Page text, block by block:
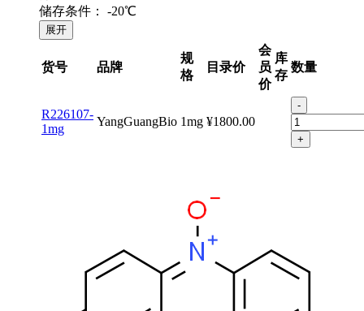
储存条件：
-20℃
展开
货号 品牌
规
格
目录价
会
员
价
库
存
数量
R226107-
1mg
YangGuangBio 1mg ¥1800.00
-
+